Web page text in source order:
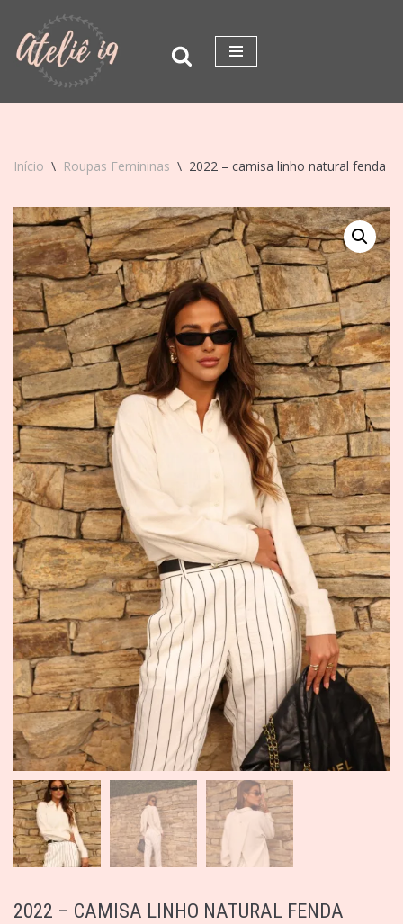
Pular
para
Início \ Roupas Femininas \ 2022 – camisa linho natural fenda
2022 – CAMISA LINHO NATURAL FENDA